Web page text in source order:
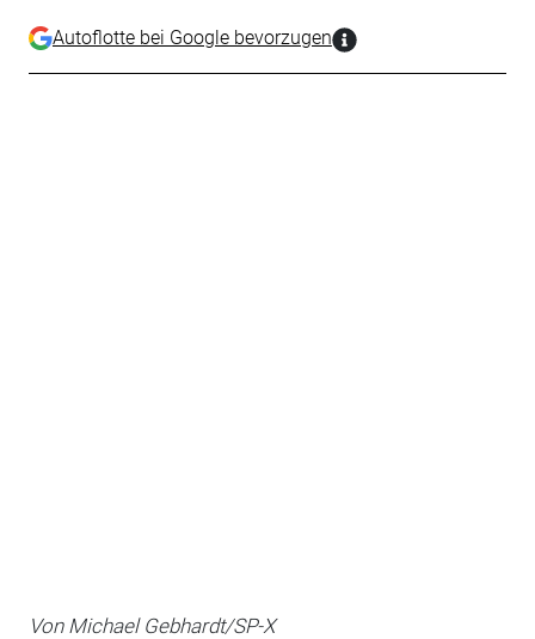
Autoflotte bei Google bevorzugen
Von Michael Gebhardt/SP-X